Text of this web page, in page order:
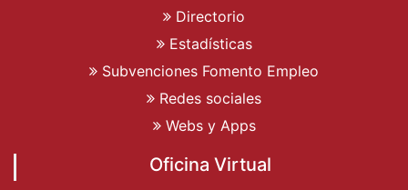
Directorio
Estadísticas
Subvenciones Fomento Empleo
Redes sociales
Webs y Apps
Oficina Virtual